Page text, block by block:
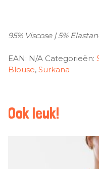
95% Viscose | 5%
EAN: N/A Categorieën:
Blouse, Surkana
Ook leuk!